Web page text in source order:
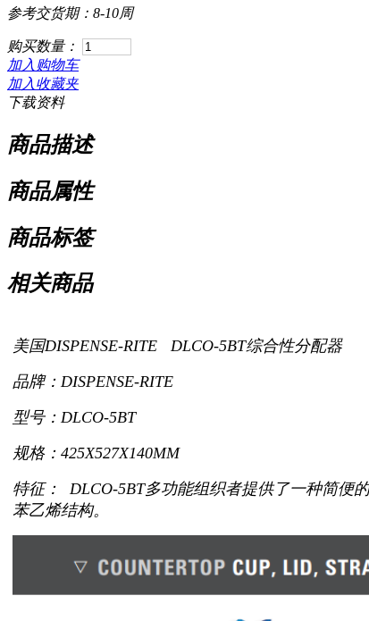
参考交货期：8-10周
购买数量：
加入购物车
加入收藏夹
下载资料
商品描述
商品属性
商品标签
相关商品
美国DISPENSE-RITE DLCO-5BT综合性分配器
品牌：DISPENSE-RITE
型号：DLCO-5BT
规格：425X527X140MM
特征： DLCO-5BT多功能组织者提供了一种简便
苯乙烯结构。